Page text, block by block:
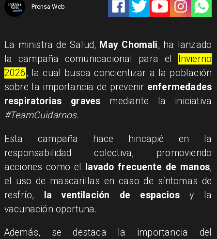
Prensa Web
La ministra de Salud, May Chomali, ha lanzado
la campaña comunicacional para el
Invierno
2026, la cual busca concientizar a la población
sobre la importancia de prevenir enfermedades
respiratorias graves mediante la iniciativa
#TeamCuidarnos.
Esta campaña hace hincapié en la
responsabilidad colectiva, promoviendo
acciones como el
lavado frecuente de manos,
el uso de mascarillas en caso de síntomas de
resfrío,
la ventilación de espaciosy la
vacunación oportuna.
Además, se destaca la importancia del